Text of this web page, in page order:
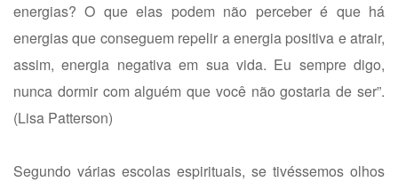
energias? O que elas podem não perceber é que há
energias que conseguem repelir a energia positiva e atrair,
assim, energia negativa em sua vida. Eu sempre digo,
nunca dormir com alguém que você não gostaria de ser”.
(Lisa Patterson)
Segundo várias escolas espirituais, se tivéssemos olhos